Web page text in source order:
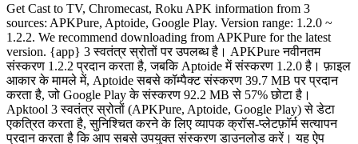
Get Cast to TV, Chromecast, Roku APK information from 3
sources: APKPure, Aptoide, Google Play. Version range: 1.2.0 ~
1.2.2. We recommend downloading from APKPure for the latest
version. {app} 3 स्वतंत्र स्रोतों पर उपलब्ध है। APKPure नवीनतम
संस्करण 1.2.2 प्रदान करता है, जबकि Aptoide में संस्करण 1.2.0 है। फ़ाइल
आकार के मामले में, Aptoide सबसे कॉम्पैक्ट संस्करण 39.7 MB पर प्रदान
करता है, जो Google Play के संस्करण 92.2 MB से 57% छोटा है।
Apktool 3 स्वतंत्र स्रोतों (APKPure, Aptoide, Google Play) से डेटा
एकत्रित करता है, सुनिश्चित करने के लिए व्यापक क्रॉस-प्लेटफ़ॉर्म सत्यापन
प्रदान करता है कि आप सबसे उपयुक्त संस्करण डाउनलोड करें। यह ऐप